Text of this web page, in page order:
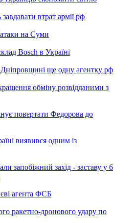
втрат армії рф
на Суми
Bosch в Україні
ще одну агентку рф
обміну розвідданими з
повертати Федорова до
виявився одним із
запобіжний захід - заставу у 6
агента ФСБ
ракетно-дронового удару по